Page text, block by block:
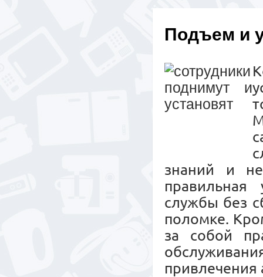
Подъем и
знаний и
правильная
службы без
поломке.
за собой
привлечения